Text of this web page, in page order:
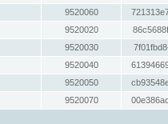
9520060
9520020
9520030
9520040
9520050
9520070